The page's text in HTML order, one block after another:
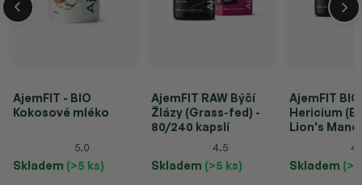
AjemFIT - BIO
Kokosové mléko
5.0
Skladem (>5 ks)
AjemFIT RAW Býčí
Žlázy (Grass-fed) -
80/240 kapslí
4.5
Skladem (>5 ks)
AjemFIT BIO
Hericium
Lion's
Skladem